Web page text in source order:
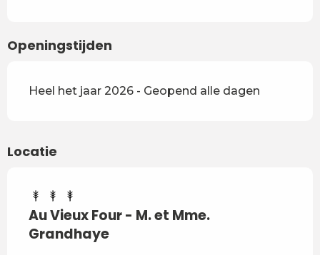
Openingstijden
Heel het jaar 2026 - Geopend alle dagen
Locatie
Au Vieux Four - M. et Mme.
Grandhaye